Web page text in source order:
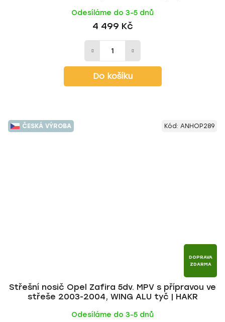
Odesíláme do 3-5 dnů
4 499 Kč
Do košíku
ČESKÁ VÝROBA
DOPRAVA
ZDARMA
Střešní nosič Opel Zafira 5dv. MPV s přípravou ve
střeše 2003-2004, WING ALU tyč | HAKR
Odesíláme do 3-5 dnů
Kód: ANHOP289